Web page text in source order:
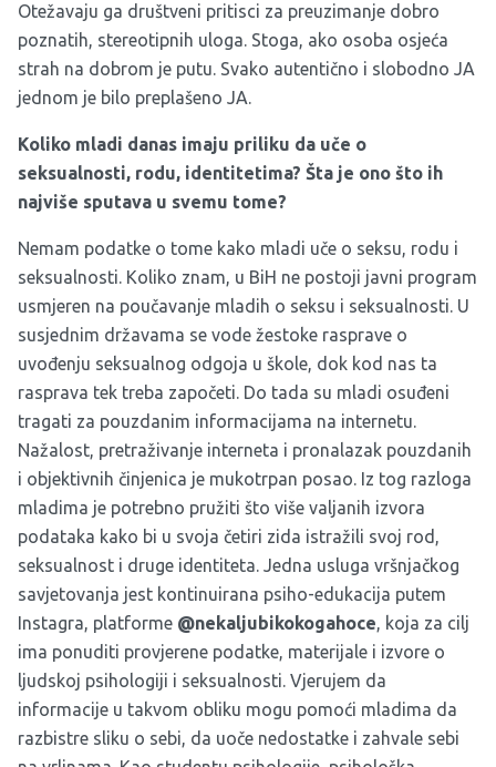
Otežavaju ga društveni pritisci za preuzimanje dobro
poznatih, stereotipnih uloga. Stoga, ako osoba osjeća
strah na dobrom je putu. Svako autentično i slobodno JA
jednom je bilo preplašeno JA.
Koliko mladi danas imaju priliku da uče o
seksualnosti, rodu, identitetima? Šta je ono što ih
najviše sputava u svemu tome?
Nemam podatke o tome kako mladi uče o seksu, rodu i
seksualnosti. Koliko znam, u BiH ne postoji javni program
usmjeren na poučavanje mladih o seksu i seksualnosti. U
susjednim državama se vode žestoke rasprave o
uvođenju seksualnog odgoja u škole, dok kod nas ta
rasprava tek treba započeti. Do tada su mladi osuđeni
tragati za pouzdanim informacijama na internetu.
Nažalost, pretraživanje interneta i pronalazak pouzdanih
i objektivnih činjenica je mukotrpan posao. Iz tog razloga
mladima je potrebno pružiti što više valjanih izvora
podataka kako bi u svoja četiri zida istražili svoj rod,
seksualnost i druge identiteta. Jedna usluga vršnjačkog
savjetovanja jest kontinuirana psiho-edukacija putem
Instagra, platforme @nekaljubikokogahoce, koja za cilj
ima ponuditi provjerene podatke, materijale i izvore o
ljudskoj psihologiji i seksualnosti. Vjerujem da
informacije u takvom obliku mogu pomoći mladima da
razbistre sliku o sebi, da uoče nedostatke i zahvale sebi